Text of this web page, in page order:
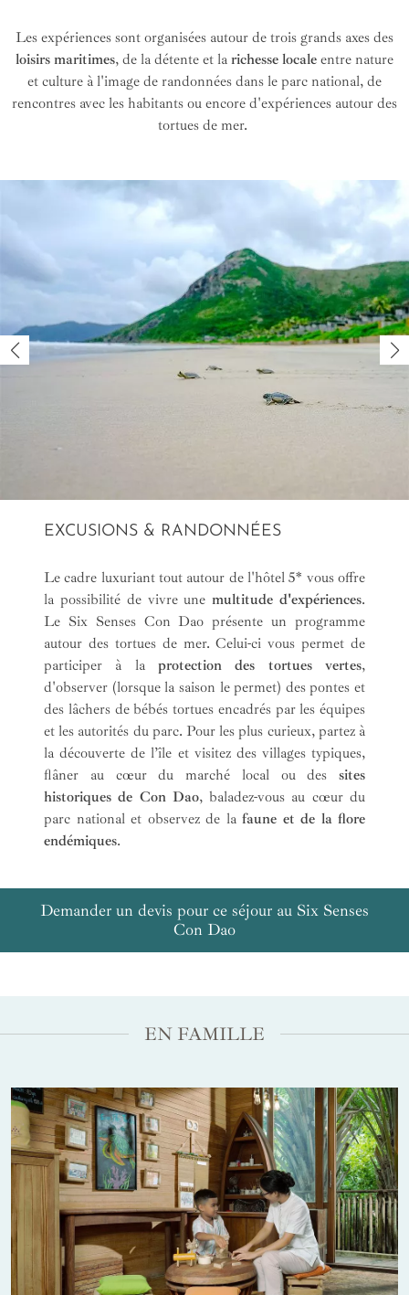
envies
Les expériences sont organisées autour de trois grands axes des
loisirs maritimes, de la détente et la richesse locale entre nature
et culture à l'image de randonnées dans le parc national, de
rencontres avec les habitants ou encore d'expériences autour des
tortues de mer.
EXCUSIONS & RANDONNÉES
Le cadre luxuriant tout autour de l'hôtel 5* vous offre
la possibilité de vivre une multitude d'expériences.
Le Six Senses Con Dao présente un programme
autour des tortues de mer. Celui-ci vous permet de
participer à laprotection des tortues vertes,
d'observer (lorsque la saison le permet) des pontes et
des lâchers de bébés tortues encadrés par les équipes
et les autorités du parc. Pour les plus curieux, partez à
la découverte de l’île et visitez des villages typiques,
flâner au cœur du marché local ou des sites
historiques de Con Dao, baladez-vous au cœur du
parc national et observez de la faune et de la flore
endémiques.
Demander un devis pour ce séjour au Six Senses
Con Dao
EN FAMILLE